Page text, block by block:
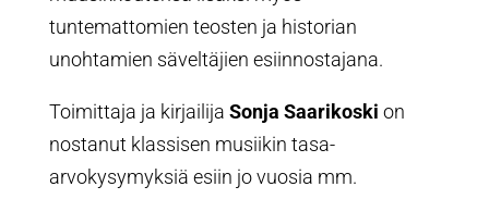
tuntemattomien teosten ja historian
unohtamien säveltäjien esiinnostajana.
Toimittaja ja kirjailija Sonja Saarikoski on
nostanut klassisen musiikin tasa-
arvokysymyksiä esiin jo vuosia mm.